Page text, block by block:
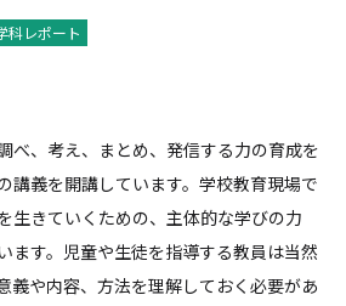
科レポート
べ、考え、まとめ、発信する力の育成を
講義を開講しています。学校教育現場で
生きていくための、主体的な学びの力
ます。児童や生徒を指導する教員は当然
義や内容、方法を理解しておく必要があ